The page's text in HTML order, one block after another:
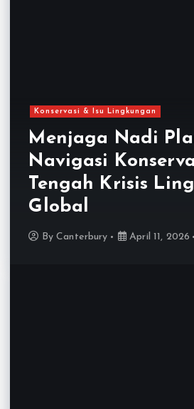
Konservasi & Isu Lingkungan
Menjaga Nadi
Navigasi
Tengah Krisis
Global
ByCanterbury April 11, 2026